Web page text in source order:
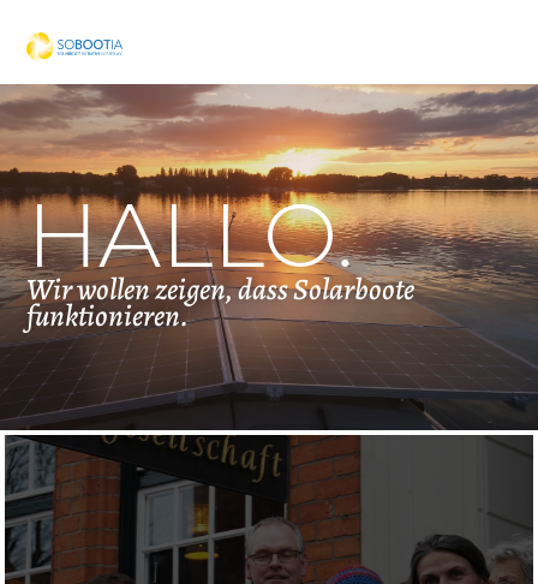
HALLO.
Wir wollen zeigen, dass Solarboote
funktionieren.